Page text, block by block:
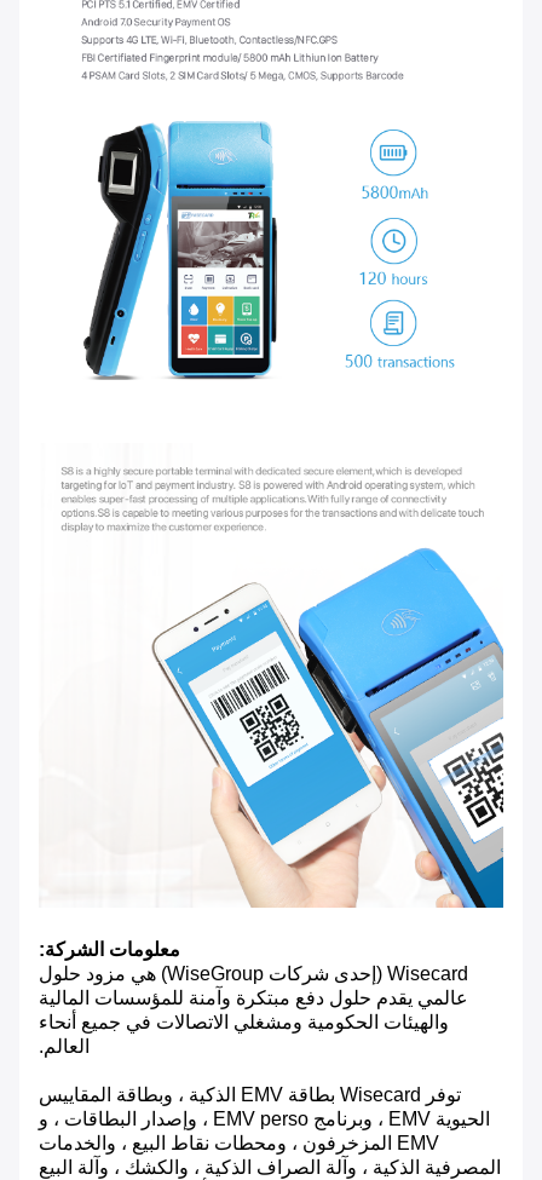
معلومات الشركة:
Wisecard (إحدى شركات WiseGroup) هي مزود حلول
عالمي يقدم حلول دفع مبتكرة وآمنة للمؤسسات المالية
والهيئات الحكومية ومشغلي الاتصالات في جميع أنحاء
العالم.
توفر Wisecard بطاقة EMV الذكية ، وبطاقة المقاييس
الحيوية EMV ، وبرنامج EMV perso ، وإصدار البطاقات ، و
EMV المزخرفون ، ومحطات نقاط البيع ، والخدمات
المصرفية الذكية ، وآلة الصراف الذكية ، والكشك ، وآلة البيع